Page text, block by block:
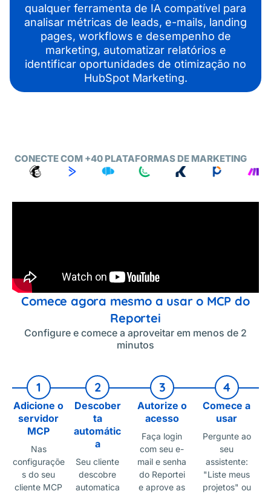
qualquer ferramenta de IA compatível para
analisar métricas de leads, e-mails, landing
pages, workflows e desempenho de
marketing, automatizar relatórios e
identificar oportunidades de otimização no
HubSpot Marketing.
CONECTE COM +40 PLATAFORMAS DE MARKETING
Comece agora mesmo a usar o MCP do
Reportei
Configure e comece a aproveitar em menos de 2
minutos
1
Adicione o
servidor
MCP
Nas
configuraçõe
s do seu
cliente MCP
2
Descober
ta
automátic
a
Seu cliente
descobre
automatica
3
Autorize o
acesso
Faça login
com seu e-
mail e senha
do Reportei
e aprove as
4
Comece a
usar
Pergunte ao
seu
assistente:
"Liste meus
projetos" ou